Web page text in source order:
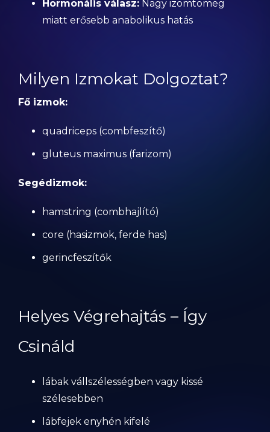
Hormonális válasz: Nagy izomtömeg
miatt erősebb anabolikus hatás
Milyen Izmokat Dolgoztat?
Fő izmok:
quadriceps (combfeszítő)
gluteus maximus (farizom)
Segédizmok:
hamstring (combhajlító)
core (hasizmok, ferde has)
gerincfeszítők
Helyes Végrehajtás – Így
Csináld
lábak vállszélességben vagy kissé
szélesebben
lábfejek enyhén kifelé